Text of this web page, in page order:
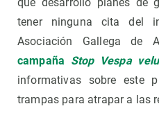
tener ninguna cita del
Asociación Gallega de
campaña Stop Vespa
informativas sobre este
trampas para atrapar a las